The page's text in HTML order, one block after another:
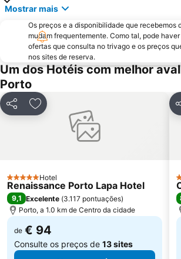
Hotel Solverde Beach
da Póvoa de Varzim
da
Edificio da Alfândega
Braga
Mercado do Bolhão
Estádio
Aldeia Rural Preservada de Quintandona
Palacio do
Mindelo Beach
Praia da
Bom Jesus do Monte
Caxinas
Termas Romanas do Alto da Cividade
Estação de
Aquático de Fafe
Azurara
Mostrar mais
Os preços e a disponibilidade que recebemos
mudam frequentemente. Como tal, pode
ofertas que consulta no trivago e os preços
nos sites de reserva.
Um dos Hotéis com melhor
Porto
PartilharAdicionar aos favoritos
5 EstrelasHotel
Renaissance Porto Lapa Hotel
9,1 Excelente (3.117 pontuações)
Porto, a 1.0 km de Centro da cidade
de € 94
Consulte os preços de 13 sites